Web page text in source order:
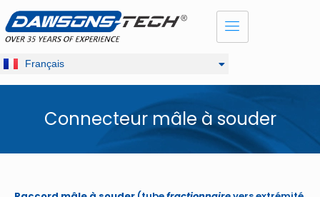
Français
English
Русский
Deutsch
Connecteur mâle à souder